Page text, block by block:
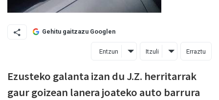
Gehitu gaitzazu Googlen
Entzun Itzuli Erraztu
Ezusteko galanta izan du J.Z. herritarrak
gaur goizean lanera joateko auto barrura